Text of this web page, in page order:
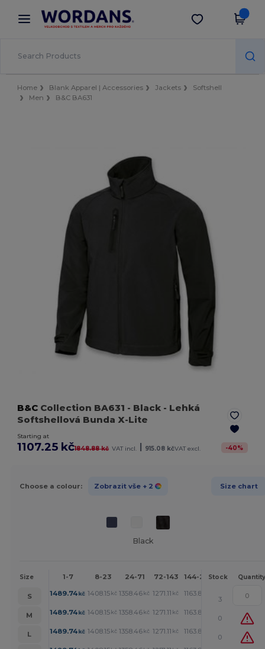
× Aplikace Wordans
Lepší ceny v aplikaci!
Stáhnout app
Home Blank Apparel | Accessories Jackets
Softshell
Men
B&C BA631
B&C Collection BA631 - Black - Lehká
Softshellová Bunda X-Lite
Starting at
1107.25 kč1848.88 kč VAT incl. | 915.08 kčVAT excl. -40%
Choose a colour: Zobrazit vše + 2 Size chart
Black
Size 1-7 8-23 24-71 72-143 144-287 288 +
Stock Quantity
S 1489.74kč 1408.15 kč 1358.46 kč 1271.11 kč 1163.87 kč
3
M
1489.74kč 1408.15 kč 1358.46 kč 1271.11 kč 1163.87 kč
0
L
1489.74kč 1408.15 kč 1358.46 kč 1271.11 kč 1163.87 kč
0